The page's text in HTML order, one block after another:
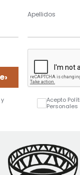
Apellidos
›
Acepto
Personales